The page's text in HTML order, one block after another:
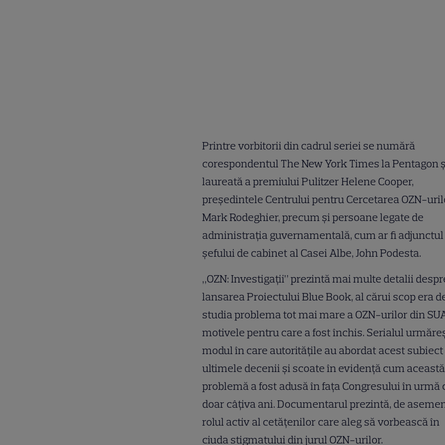
Printre vorbitorii din cadrul seriei se numără
corespondentul The New York Times la Pentagon
laureată a premiului Pulitzer Helene Cooper,
președintele Centrului pentru Cercetarea OZN-
Mark Rodeghier, precum și persoane legate de
administrația guvernamentală, cum ar fi adjunctul
șefului de cabinet al Casei Albe, John Podesta.
„OZN: Investigații” prezintă mai multe detalii
lansarea Proiectului Blue Book, al cărui scop era
studia problema tot mai mare a OZN-urilor din
motivele pentru care a fost închis. Serialul
modul în care autoritățile au abordat acest
ultimele decenii și scoate în evidență cum această
problemă a fost adusă în fața Congresului în urmă
doar câțiva ani. Documentarul prezintă, de
rolul activ al cetățenilor care aleg să vorbească în
ciuda stigmatului din jurul OZN-urilor.